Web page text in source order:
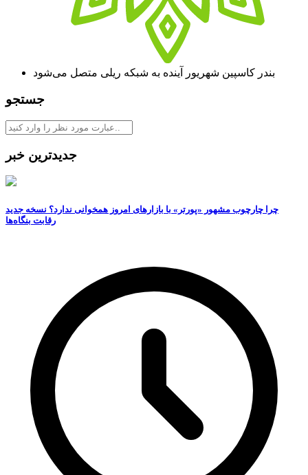
بندر کاسپین شهریور آینده به شبکه ریلی متصل می‌شود
جستجو
جدیدترین خبر
چرا چارچوب مشهور «پورتر» با بازارهای امروز همخوانی ندارد؟ نسخه جدید
رقابت‌ بنگاه‌ها